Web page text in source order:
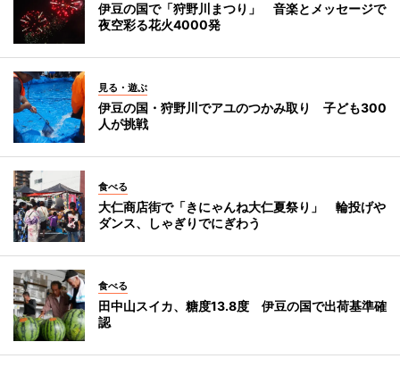
伊豆の国で「狩野川まつり」 音楽とメッセージで
夜空彩る花火4000発
見る・遊ぶ
伊豆の国・狩野川でアユのつかみ取り 子ども300
人が挑戦
食べる
大仁商店街で「きにゃんね大仁夏祭り」 輪投げや
ダンス、しゃぎりでにぎわう
食べる
田中山スイカ、糖度13.8度 伊豆の国で出荷基準確
認